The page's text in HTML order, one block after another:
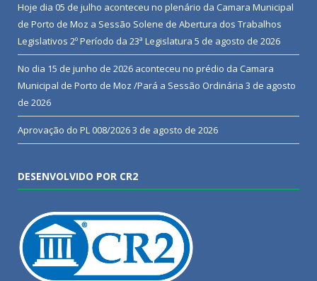
Hoje dia 05 de julho aconteceu no plenário da Camara Municipal
de Porto de Moz a Sessão Solene de Abertura dos Trabalhos
Legislativos 2º Período da 23ª Legislatura 5 de agosto de 2026
No dia 15 de junho de 2026 aconteceu no prédio da Camara
Municipal de Porto de Moz /Pará a Sessão Ordinária 3 de agosto
de 2026
Aprovação do PL 008/20263 de agosto de 2026
DESENVOLVIDO POR CR2